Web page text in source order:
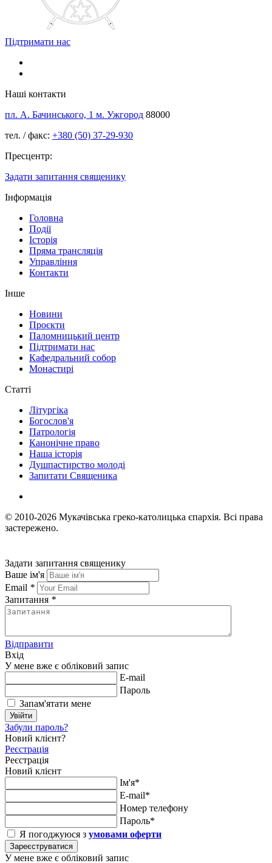
Підтримати нас
Наші контакти
пл. А. Бачинського, 1 м. Ужгород 88000
тел. / факс: +380 (50) 37-29-930
Пресцентр:
Задати запитання священику
Інформація
Головна
Події
Історія
Пряма трансляція
Управління
Контакти
Інше
Новини
Проєкти
Паломницький центр
Підтримати нас
Кафедральний собор
Монастирі
Статті
Літургіка
Богослов'я
Патрологія
Канонічне право
Наша історія
Душпастирство молоді
Запитати Священика
© 2010-2026 Мукачівська греко-католицька єпархія. Всі права
застережено.
Задати запитання священику
Ваше ім'я
Email *
Запитання *
Відправити
Вхід
У мене вже є обліковий запис
E-mail
Пароль
Запам'ятати мене
Увійти
Забули пароль?
Новий клієнт?
Реєстрація
Реєстрація
Новий клієнт
Ім'я*
E-mail*
Номер телефону
Пароль*
Я погоджуюся з умовами оферти
Зареєструватися
У мене вже є обліковий запис